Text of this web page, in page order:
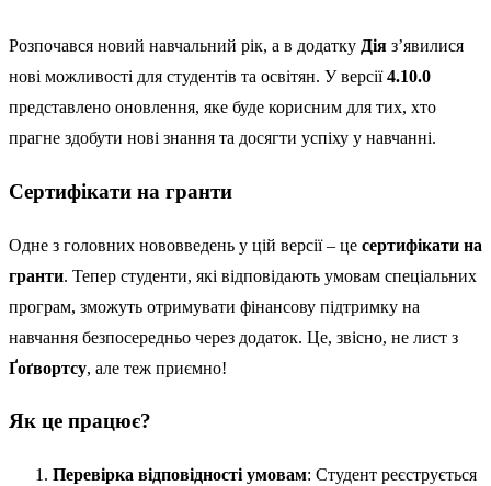
Розпочався новий навчальний рік, а в додатку Дія з’явилися
нові можливості для студентів та освітян. У версії4.10.0
представлено оновлення, яке буде корисним для тих, хто
прагне здобути нові знання та досягти успіху у навчанні.
Сертифікати на гранти
Одне з головних нововведень у цій версії – це сертифікати на
гранти. Тепер студенти, які відповідають умовам спеціальних
програм, зможуть отримувати фінансову підтримку на
навчання безпосередньо через додаток. Це, звісно, не лист з
Ґоґвортсу, але теж приємно!
Як це працює?
Перевірка відповідності умовам: Студент реєструється